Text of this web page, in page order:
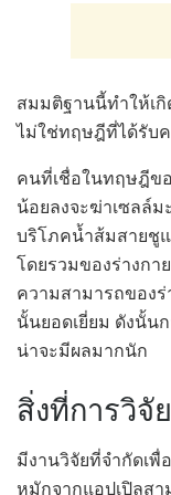
สมมติฐานนี้ทำให้เ
ไม่ใช่ทฤษฎีที่ได้รับ
คนที่เชื่อในทฤษฎีขอ
น้อยลงจะฆ่าเซลล์ม
บริโภคน้ำส้มสายชูแ
โดยรวมของร่างกา
ความสามารถของ
นั้นยอดเยี่ยม ดังนั้น
น่าจะมีผลมากนัก
สิ่งที่การวิจั
มีงานวิจัยที่จำกัดเ
หมักจากแอปเปิลสา